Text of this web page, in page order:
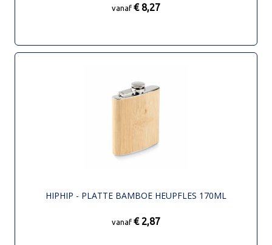
vanaf € 8,27
HIPHIP - PLATTE BAMBOE HEUPFLES 170ML
vanaf € 2,87